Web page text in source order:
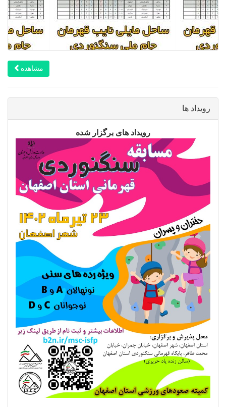
مشاهده
رویداد ها
رویداد های برگزار شده